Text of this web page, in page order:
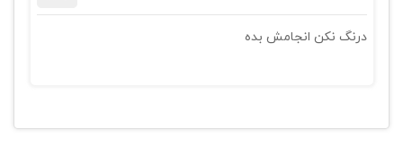
درنگ نکن انجامش بده